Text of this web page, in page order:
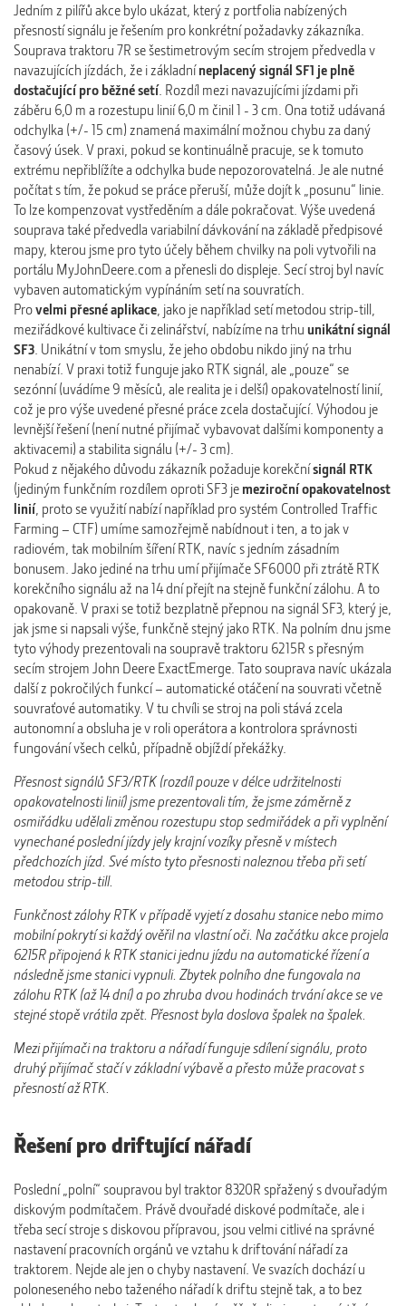
Jedním z pilířů akce bylo ukázat, který z portfolia nabízených
přesností signálu je řešením pro konkrétní požadavky zákazníka.
Souprava traktoru 7R se šestimetrovým secím strojem předvedla v
navazujících jízdách, že i základníneplacený signál SF1 je plně
dostačující pro běžné setí. Rozdíl mezi navazujícími jízdami při
záběru 6,0 m a rozestupu linií 6,0 m činil 1 - 3 cm. Ona totiž udávaná
odchylka (+/- 15 cm) znamená maximální možnou chybu za daný
časový úsek. V praxi, pokud se kontinuálně pracuje, se k tomuto
extrému nepřiblížíte a odchylka bude nepozorovatelná. Je ale nutné
počítat s tím, že pokud se práce přeruší, může dojít k „posunu“ linie.
To lze kompenzovat vystředěním a dále pokračovat. Výše uvedená
souprava také předvedla variabilní dávkování na základě předpisové
mapy, kterou jsme pro tyto účely během chvilky na poli vytvořili na
portálu MyJohnDeere.com a přenesli do displeje. Secí stroj byl navíc
vybaven automatickým vypínáním setí na souvratích.
Provelmi přesné aplikace, jako je například setí metodou strip-till,
meziřádkové kultivace či zelinářství, nabízíme na trhu unikátní signál
SF3. Unikátní v tom smyslu, že jeho obdobu nikdo jiný na trhu
nenabízí. V praxi totiž funguje jako RTK signál, ale „pouze“ se
sezónní (uvádíme 9 měsíců, ale realita je i delší) opakovatelností linií,
což je pro výše uvedené přesné práce zcela dostačující. Výhodou je
levnější řešení (není nutné přijímač vybavovat dalšími komponenty a
aktivacemi) a stabilita signálu (+/- 3 cm).
Pokud z nějakého důvodu zákazník požaduje korekčnísignál RTK
(jediným funkčním rozdílem oproti SF3 je meziroční opakovatelnost
linií, proto se využití nabízí například pro systém Controlled Traffic
Farming – CTF) umíme samozřejmě nabídnout i ten, a to jak v
radiovém, tak mobilním šíření RTK, navíc s jedním zásadním
bonusem. Jako jediné na trhu umí přijímače SF6000 při ztrátě RTK
korekčního signálu až na 14 dní přejít na stejně funkční zálohu. A to
opakovaně. V praxi se totiž bezplatně přepnou na signál SF3, který je,
jak jsme si napsali výše, funkčně stejný jako RTK. Na polním dnu jsme
tyto výhody prezentovali na soupravě traktoru 6215R s přesným
secím strojem John Deere ExactEmerge. Tato souprava navíc ukázala
další z pokročilých funkcí – automatické otáčení na souvrati včetně
souvraťové automatiky. V tu chvíli se stroj na poli stává zcela
autonomní a obsluha je v roli operátora a kontrolora správnosti
fungování všech celků, případně objíždí překážky.
Přesnost signálů SF3/RTK (rozdíl pouze v délce udržitelnosti
opakovatelnosti linií) jsme prezentovali tím, že jsme záměrně z
osmiřádku udělali změnou rozestupu stop sedmiřádek a při vyplnění
vynechané poslední jízdy jely krajní vozíky přesně v místech
předchozích jízd. Své místo tyto přesnosti naleznou třeba při setí
metodou strip-till.
Funkčnost zálohy RTK v případě vyjetí z dosahu stanice nebo mimo
mobilní pokrytí si každý ověřil na vlastní oči. Na začátku akce projela
6215R připojená k RTK stanici jednu jízdu na automatické řízení a
následně jsme stanici vypnuli. Zbytek polního dne fungovala na
zálohu RTK (až 14 dní) a po zhruba dvou hodinách trvání akce se ve
stejné stopě vrátila zpět. Přesnost byla doslova špalek na špalek.
Mezi přijímači na traktoru a nářadí funguje sdílení signálu, proto
druhý přijímač stačí v základní výbavě a přesto může pracovat s
přesností až RTK.
Řešení pro driftující nářadí
Poslední „polní“ soupravou byl traktor 8320R spřažený s dvouřadým
diskovým podmítačem. Právě dvouřadé diskové podmítače, ale i
třeba secí stroje s diskovou přípravou, jsou velmi citlivé na správné
nastavení pracovních orgánů ve vztahu k driftování nářadí za
traktorem. Nejde ale jen o chyby nastavení. Ve svazích dochází u
poloneseného nebo taženého nářadí k driftu stejně tak, a to bez